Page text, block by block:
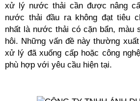
xử lý nước thải cần được nâng
nước thải đầu ra không đạt tiêu
nhất là nước thải có cặn bẩn, màu
hôi. Những vấn đề này thường
xử lý đã xuống cấp hoặc công
phù hợp với yêu cầu hiện tại.